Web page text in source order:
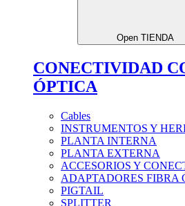
Open TIENDA
CONECTIVIDAD
ÓPTICA
Cables
INSTRUMENTOS Y
PLANTA INTERNA
PLANTA EXTERNA
ACCESORIOS Y
ADAPTADORES FIBRA
PIGTAIL
SPLITTER